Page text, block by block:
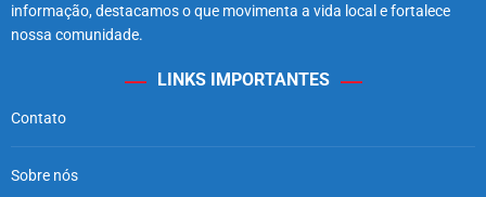
informação, destacamos o que movimenta a vida local e fortalece
nossa comunidade.
LINKS IMPORTANTES
Contato
Sobre nós